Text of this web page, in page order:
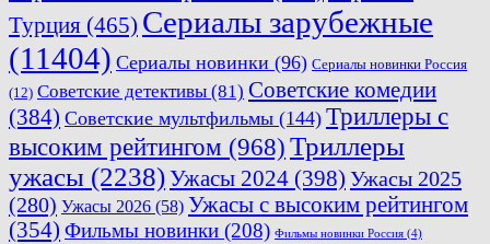
Турция (465) Сериалы зарубежные
(11404) Сериалы новинки (96) Сериалы новинки Россия
(12) Советские детективы (81) Советские комедии
(384) Советские мультфильмы (144) Триллеры с
высоким рейтингом (968) Триллеры
ужасы (2238)Ужасы 2024 (398) Ужасы 2025
(280) Ужасы 2026 (58) Ужасы с высоким рейтингом
(354) Фильмы новинки (208) Фильмы новинки Россия (4)